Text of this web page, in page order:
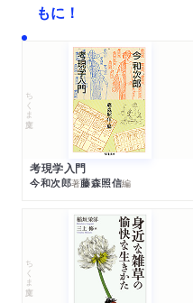
もに！
ちくま文庫
考現学入門
今和次郎著藤森照信編
ちくま文庫